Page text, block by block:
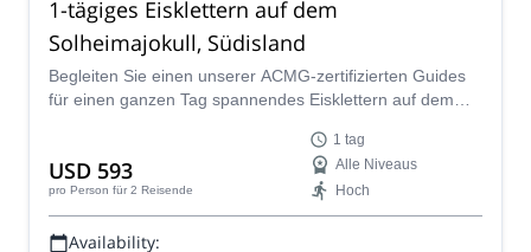
1-tägiges Eisklettern auf dem
Solheimajokull, Südisland
Begleiten Sie einen unserer ACMG-zertifizierten Guides
für einen ganzen Tag spannendes Eisklettern auf dem
USD 593
pro Person für 2 Reisende
1 tag
Alle Niveaus
Hoch
Availability: